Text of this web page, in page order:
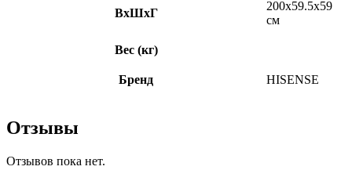
ВхШхГ
200х59.5х59
см
Вес (кг)
Бренд HISENSE
Отзывы
Отзывов пока нет.